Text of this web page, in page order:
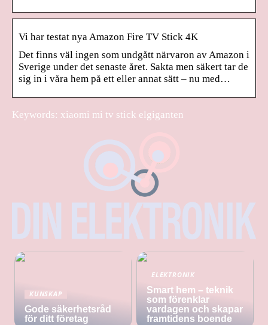
Vi har testat nya Amazon Fire TV Stick 4K
Det finns väl ingen som undgått närvaron av Amazon i
Sverige under det senaste året. Sakta men säkert tar de
sig in i våra hem på ett eller annat sätt – nu med…
Keywords: xiaomi mi tv stick elgiganten
KUNSKAP
Gode säkerhetsråd
för ditt företag
ELEKTRONIK
Smart hem – teknik
som förenklar
vardagen och skapar
framtidens boende